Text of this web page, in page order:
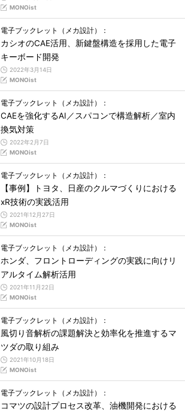
MONOist
電子ブックレット（メカ設計）：
カシオのCAE活用、新鍵盤構造を採用した電子
キーボード開発
2022年3月14日
MONOist
電子ブックレット（メカ設計）：
CAEを強化するAI／スパコンで構造解析／室内
換気対策
2022年2月7日
MONOist
電子ブックレット（メカ設計）：
【事例】トヨタ、日産のクルマづくりにおける
xR技術の実践活用
2021年12月27日
MONOist
電子ブックレット（メカ設計）：
ホンダ、フロントローディングの実践に向けリ
アルタイム解析活用
2021年11月22日
MONOist
電子ブックレット（メカ設計）：
風切り音解析の課題解決と効率化を推進するマ
ツダの取り組み
2021年10月18日
MONOist
電子ブックレット（メカ設計）：
コマツの設計プロセス改革、油機開発における